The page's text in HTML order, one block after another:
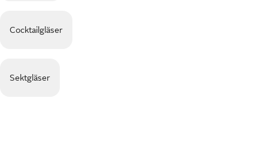
Cocktailgläser
Sektgläser